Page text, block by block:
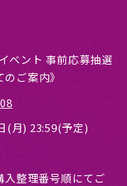
ベント 事前応募抽選
ご案内》
(月) 23:59(予定)
入整理番号順にてご